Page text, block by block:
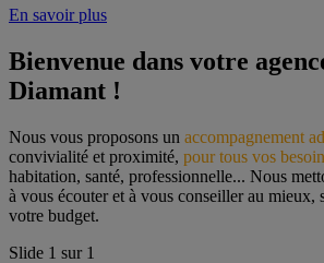
En savoir plus
Bienvenue dans votre
Diamant !
Nous vous proposons un accompagnement
convivialité et proximité, pour tous vos
habitation, santé, professionnelle... Nous
à vous écouter et à vous conseiller au mieux,
votre budget.
Slide 1 sur 1